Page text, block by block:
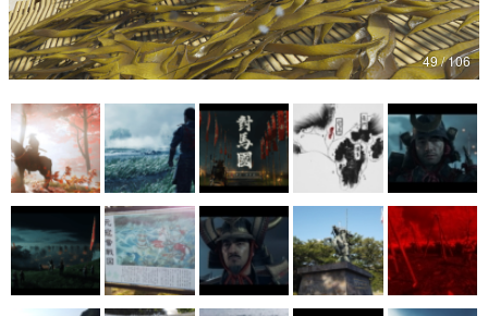
電ファミニコゲーマーとは？
運営：株式会社マレ
49 / 106